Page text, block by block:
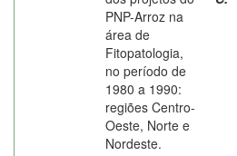
PNP-Arroz na
área de
Fitopatologia,
no período de
1980 a 1990:
regiões Centro-
Oeste, Norte e
Nordeste.